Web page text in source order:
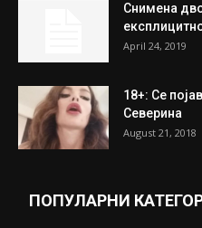
Снимена
April 24, 2019
18+: Се
Северина
August 21, 2018
ПОПУЛАРНИ